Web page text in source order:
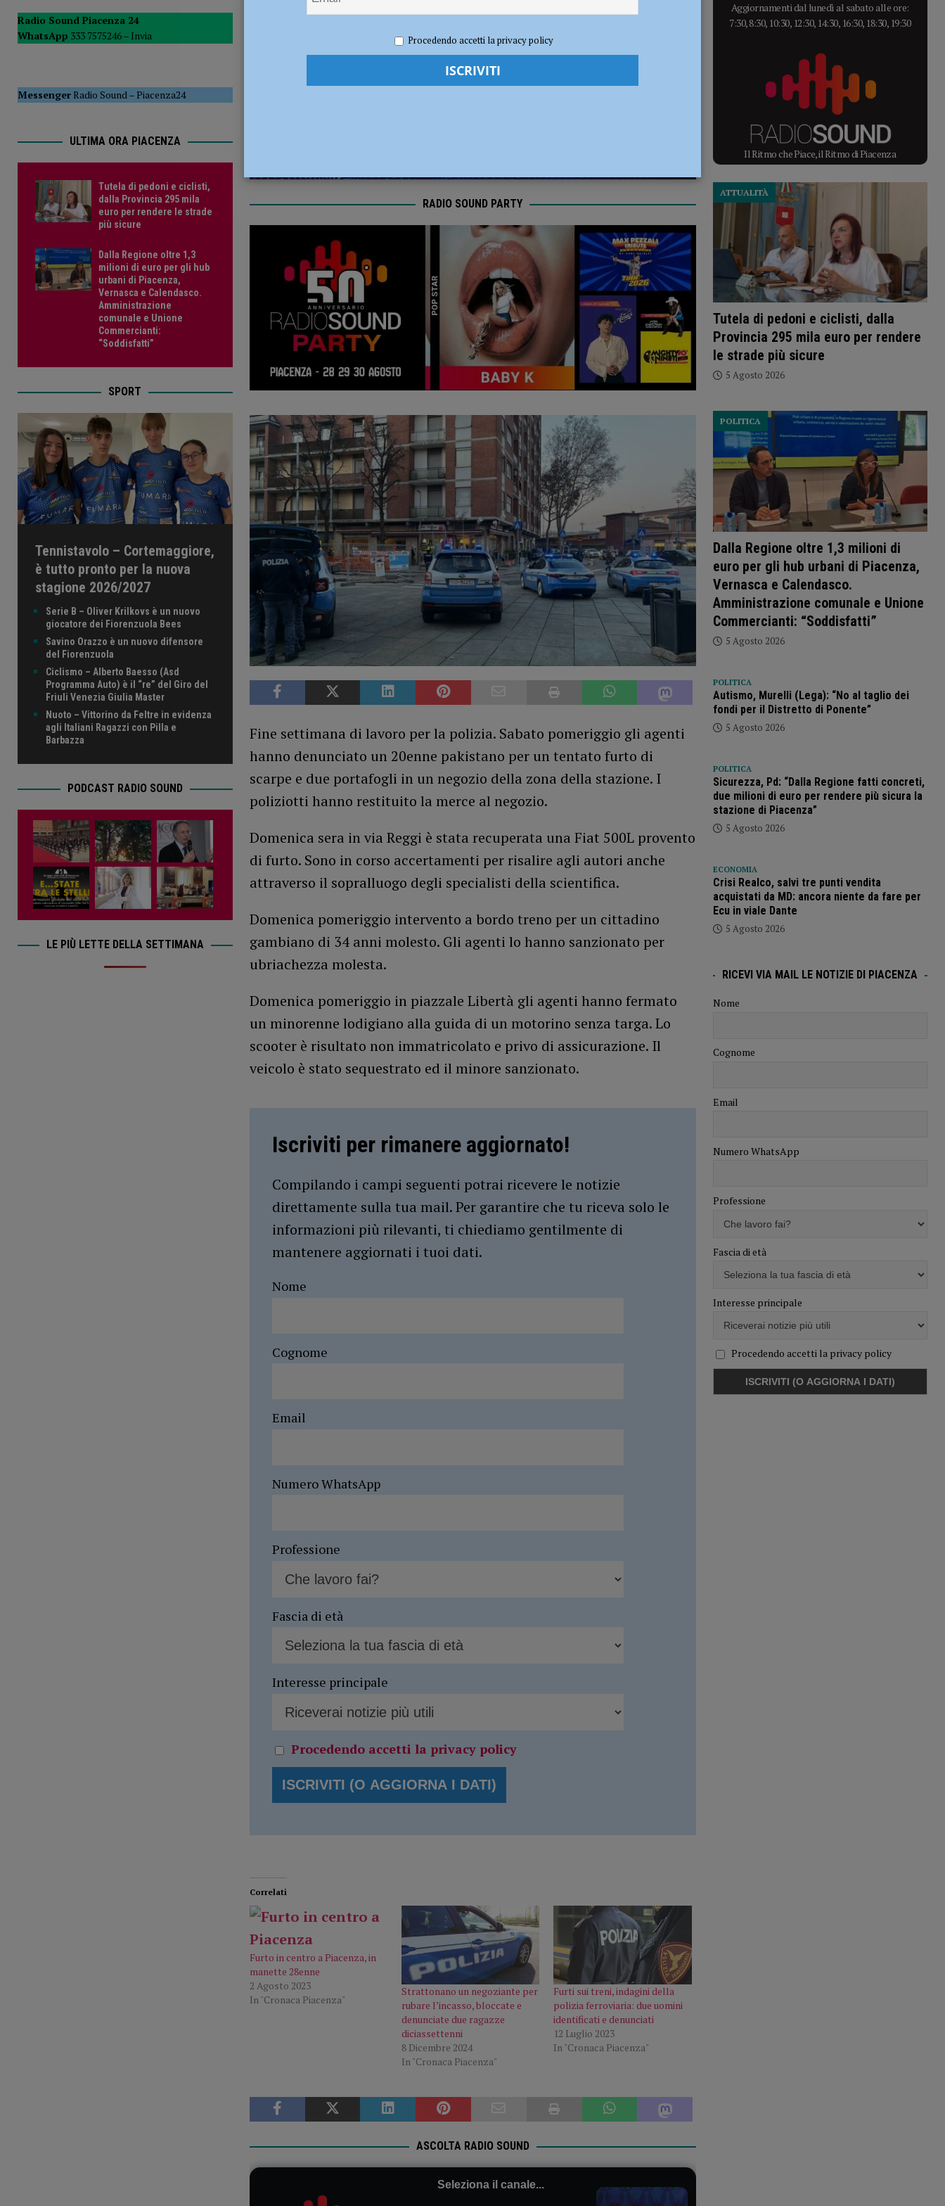
POLITICA
[ 5 Agosto 2026 ] Caldo estremo e asili nido, Tagliaferri (FdI): “Verificare subito la situazione nella provincia di Piacenza”
Redazione FG Cronaca Piacenza
RADIO SOUND PARTY
Fine settimana di lavoro per la polizia. Sabato pomeriggio gli agenti
hanno denunciato un 20enne pakistano per un tentato furto di
scarpe e due portafogli in un negozio della zona della stazione. I
poliziotti hanno restituito la merce al negozio.
Domenica sera in via Reggi è stata recuperata una Fiat 500L provento
di furto. Sono in corso accertamenti per risalire agli autori anche
attraverso il sopralluogo degli specialisti della scientifica.
⁠Domenica pomeriggio intervento a bordo treno per un cittadino
gambiano di 34 anni molesto. Gli agenti lo hanno sanzionato per
ubriachezza molesta.
⁠Domenica pomeriggio in piazzale Libertà gli agenti hanno fermato
un minorenne lodigiano alla guida di un motorino senza targa. Lo
scooter è risultato non immatricolato e privo di assicurazione. Il
veicolo è stato sequestrato ed il minore sanzionato.
Iscriviti per rimanere aggiornato!
Compilando i campi seguenti potrai ricevere le notizie
direttamente sulla tua mail. Per garantire che tu riceva solo le
informazioni più rilevanti, ti chiediamo gentilmente di
mantenere aggiornati i tuoi dati.
Nome
Cognome
Email
Numero WhatsApp
Professione
Fascia di età
Interesse principale
Procedendo accetti la privacy policy
Correlati
Furto in centro a Piacenza, in
manette 28enne
2 Agosto 2023
In "Cronaca Piacenza"
Strattonano un negoziante per
rubare l’incasso, bloccate e
denunciate due ragazze
diciassettenni
8 Dicembre 2024
In "Cronaca Piacenza"
Furti sui treni, indagini della
polizia ferroviaria: due uomini
identificati e denunciati
12 Luglio 2023
In "Cronaca Piacenza"
ASCOLTA RADIO SOUND
Seleziona il canale...
Radio Sound Piacenza 24
WhatsApp 333 7575246 – Invia
MessengerRadio Sound–Piacenza24
ULTIMA ORA PIACENZA
Tutela di pedoni e ciclisti,
dalla Provincia 295 mila
euro per rendere le strade
più sicure
Dalla Regione oltre 1,3
milioni di euro per gli hub
urbani di Piacenza,
Vernasca e Calendasco.
Amministrazione
comunale e Unione
Commercianti:
“Soddisfatti”
SPORT
Tennistavolo – Cortemaggiore,
è tutto pronto per la nuova
stagione 2026/2027
Serie B – Oliver Krilkovs è un nuovo
giocatore dei Fiorenzuola Bees
Savino Orazzo è un nuovo difensore
del Fiorenzuola
Ciclismo – Alberto Baesso (Asd
Programma Auto) è il “re” del Giro del
Friuli Venezia Giulia Master
Nuoto – Vittorino da Feltre in evidenza
agli Italiani Ragazzi con Pilla e
Barbazza
PODCAST RADIO SOUND
LE PIÙ LETTE DELLA SETTIMANA
Aggiornamenti dal lunedì al sabato alle ore:
7:30, 8:30, 10:30, 12:30, 14:30, 16:30, 18:30, 19:30
Il Ritmo che Piace, il Ritmo di Piacenza
Tutela di pedoni e ciclisti, dalla
Provincia 295 mila euro per rendere
le strade più sicure
ATTUALITÀ
5 Agosto 2026
Dalla Regione oltre 1,3 milioni di
euro per gli hub urbani di Piacenza,
Vernasca e Calendasco.
Amministrazione comunale e Unione
Commercianti: “Soddisfatti”
POLITICA
5 Agosto 2026
POLITICA
Autismo, Murelli (Lega): “No al taglio dei
fondi per il Distretto di Ponente”
5 Agosto 2026
POLITICA
Sicurezza, Pd: “Dalla Regione fatti concreti,
due milioni di euro per rendere più sicura la
stazione di Piacenza”
5 Agosto 2026
ECONOMIA
Crisi Realco, salvi tre punti vendita
acquistati da MD: ancora niente da fare per
Ecu in viale Dante
5 Agosto 2026
RICEVI VIA MAIL LE NOTIZIE DI PIACENZA
Nome
Cognome
Email
Numero WhatsApp
Professione
Fascia di età
Interesse principale
Procedendo accetti la privacy policy
Procedendo accetti la privacy policy